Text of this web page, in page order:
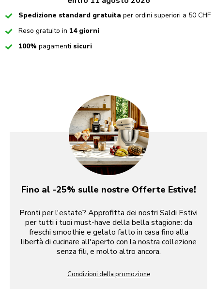
CheckedSpedizione standard gratuita per ordini superiori a 50 CHF
CheckedReso gratuito in 14 giorni
Checked
100% pagamenti sicuri
Fino al -25% sulle nostre Offerte Estive!
Pronti per l'estate? Approfitta dei nostri Saldi Estivi
per tutti i tuoi must-have della bella stagione: da
freschi smoothie e gelato fatto in casa fino alla
libertà di cucinare all'aperto con la nostra collezione
senza fili, e molto altro ancora.
Condizioni della promozione